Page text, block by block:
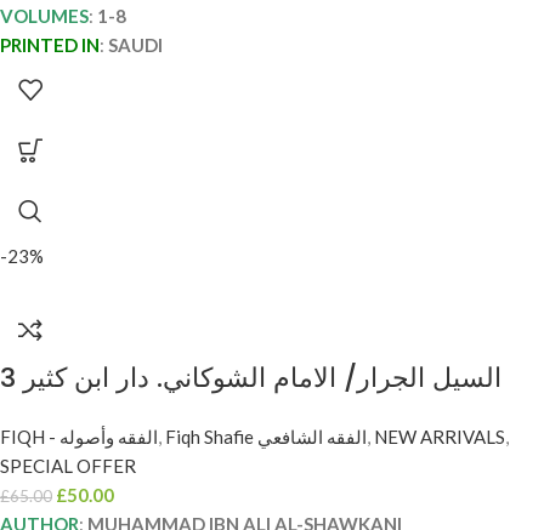
VOLUMES: 1-8
PRINTED IN: SAUDI
-23%
السيل الجرار/ الامام الشوكاني. دار ابن كثير 3
FIQH - الفقه وأصوله, Fiqh Shafie الفقه الشافعي, NEW ARRIVALS,
SPECIAL OFFER
£65.00 £50.00
AUTHOR: MUHAMMAD IBN ALI AL-SHAWKANI